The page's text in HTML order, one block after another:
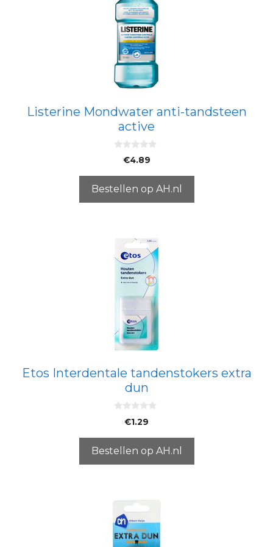
Listerine Mondwater anti-tandsteen
active
5
€4.89
Bestellen op AH.nl
Etos Interdentale tandenstokers extra
dun
5
€1.29
Bestellen op AH.nl